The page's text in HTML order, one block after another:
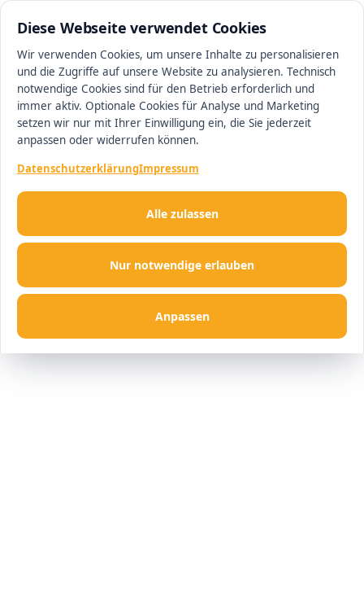
Diese Webseite verwendet Cookies
Wir verwenden Cookies, um unsere Inhalte zu personalisieren
und die Zugriffe auf unsere Website zu analysieren. Technisch
notwendige Cookies sind für den Betrieb erforderlich und
immer aktiv. Optionale Cookies für Analyse und Marketing
setzen wir nur mit Ihrer Einwilligung ein, die Sie jederzeit
anpassen oder widerrufen können.
DatenschutzerklärungImpressum
Nur notwendige erlauben
Anpassen
Alle zulassen